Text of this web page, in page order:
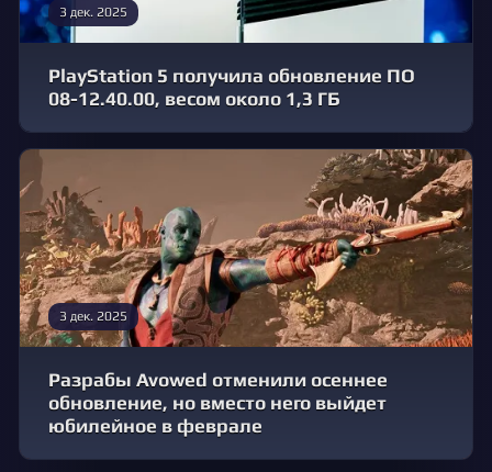
3 дек. 2025
PlayStation 5 получила обновление ПО
08-12.40.00, весом около 1,3 ГБ
3 дек. 2025
Разрабы Avowed отменили осеннее
обновление, но вместо него выйдет
юбилейное в феврале